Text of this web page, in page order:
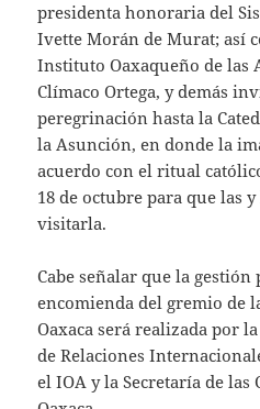
presidenta honoraria del
Ivette Morán de Murat; así
Instituto Oaxaqueño de las
Clímaco Ortega, y demás
peregrinación hasta la
la Asunción, en donde la
acuerdo con el ritual
18 de octubre para que las
visitarla.
Cabe señalar que la
encomienda del gremio de
Oaxaca será realizada por
de Relaciones
el IOA y la Secretaría de las